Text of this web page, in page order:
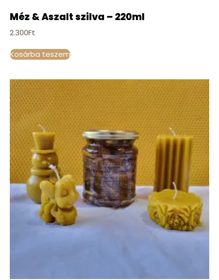
Méz & Aszalt szilva – 220ml
2.300Ft
Kosárba teszem